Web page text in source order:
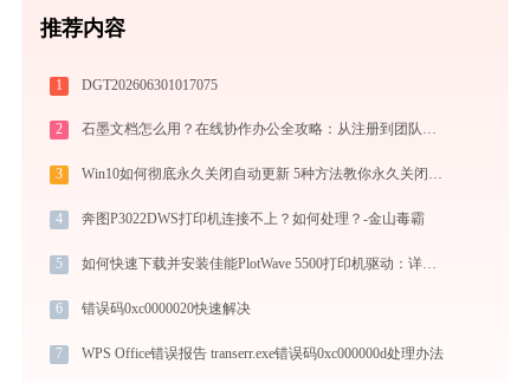
推荐内容
1 DGT202606301017075
2 石墨文档怎么用？在线协作办公全攻略：从注册到团队高效协同
3 Win10如何彻底永久关闭自动更新 5种方法教你永久关闭win10自动更新
4 奔图P3022DWS打印机连接不上？如何处理？-金山毒霸
5 如何快速下载并安装佳能PlotWave 5500打印机驱动：详细步骤解析
6 错误码0xc0000020快速解决
7 WPS Office错误报告 transerr.exe错误码0xc000000d处理办法